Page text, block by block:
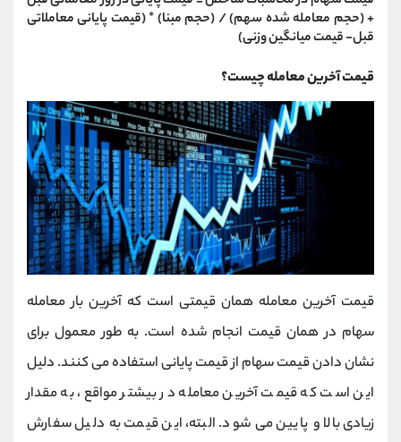
+ (حجم معامله شده سهم) / (حجم مبنا) * (قیمت پایانی معاملاتی
قبل- قیمت میانگین وزنی)
قیمت آخرین معامله چیست؟
قیمت آخرین معامله همان قیمتی است که آخرین بار معامله
سهام در همان قیمت انجام شده است. به طور معمول برای
نشان دادن قیمت سهام از قیمت پایانی استفاده می کنند. دلیل
این است که قیمت آخرین معامله در بیشتر مواقع، به مقدار
زیادی بالا و پایین می شود. البته، این قیمت به دلیل سفارش